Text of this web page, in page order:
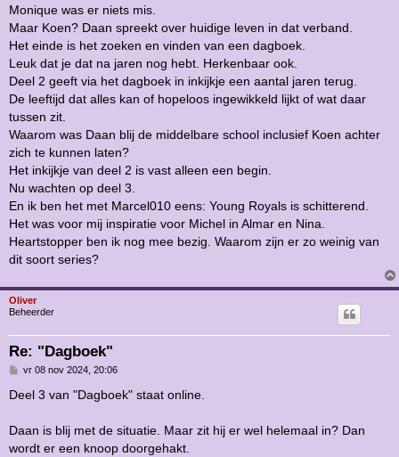
Monique was er niets mis.
Maar Koen? Daan spreekt over huidige leven in dat verband.
Het einde is het zoeken en vinden van een dagboek.
Leuk dat je dat na jaren nog hebt. Herkenbaar ook.
Deel 2 geeft via het dagboek in inkijkje een aantal jaren terug.
De leeftijd dat alles kan of hopeloos ingewikkeld lijkt of wat daar
tussen zit.
Waarom was Daan blij de middelbare school inclusief Koen achter
zich te kunnen laten?
Het inkijkje van deel 2 is vast alleen een begin.
Nu wachten op deel 3.
En ik ben het met Marcel010 eens: Young Royals is schitterend.
Het was voor mij inspiratie voor Michel in Almar en Nina.
Heartstopper ben ik nog mee bezig. Waarom zijn er zo weinig van
dit soort series?
Oliver
Beheerder
Re: "Dagboek"
B
r
h
t
vr 08 nov 2024, 20:06
Deel 3 van "Dagboek" staat online.
Daan is blij met de situatie. Maar zit hij er wel helemaal in? Dan
wordt er een knoop doorgehakt.